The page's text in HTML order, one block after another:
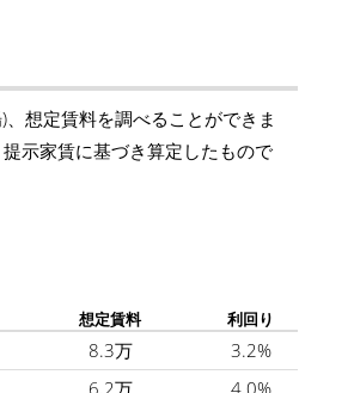
想定賃料を調べることができま
示家賃に基づき算定したもので
想定賃料 利回り
8.3万
3.2%